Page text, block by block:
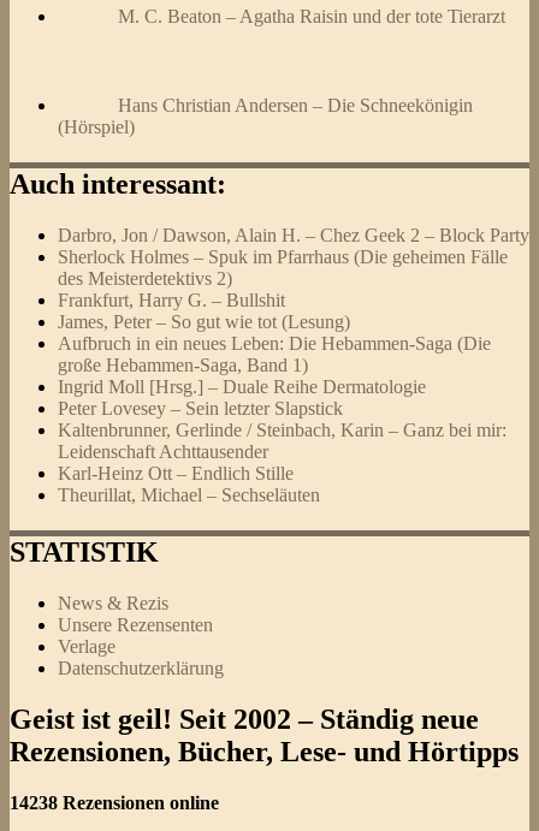
M. C. Beaton – Agatha Raisin und der tote Tierarzt
Hans Christian Andersen – Die Schneekönigin
(Hörspiel)
Auch interessant:
Darbro, Jon / Dawson, Alain H. – Chez Geek 2 – Block Party
Sherlock Holmes – Spuk im Pfarrhaus (Die geheimen Fälle
des Meisterdetektivs 2)
Frankfurt, Harry G. – Bullshit
James, Peter – So gut wie tot (Lesung)
Aufbruch in ein neues Leben: Die Hebammen-Saga (Die
große Hebammen-Saga, Band 1)
Ingrid Moll [Hrsg.] – Duale Reihe Dermatologie
Peter Lovesey – Sein letzter Slapstick
Kaltenbrunner, Gerlinde / Steinbach, Karin – Ganz bei mir:
Leidenschaft Achttausender
Karl-Heinz Ott – Endlich Stille
Theurillat, Michael – Sechseläuten
STATISTIK
News & Rezis
Unsere Rezensenten
Verlage
Datenschutzerklärung
Geist ist geil! Seit 2002 – Ständig neue
Rezensionen, Bücher, Lese- und Hörtipps
14238 Rezensionen online